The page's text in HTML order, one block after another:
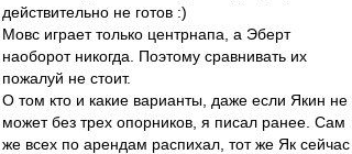
действительно не готов :)
Мовс играет только центрнапа, а Эберт
наоборот никогда. Поэтому сравнивать их
пожалуй не стоит.
О том кто и какие варианты, даже если Якин не
может без трех опорников, я писал ранее. Сам
же всех по арендам распихал, тот же Як сейчас